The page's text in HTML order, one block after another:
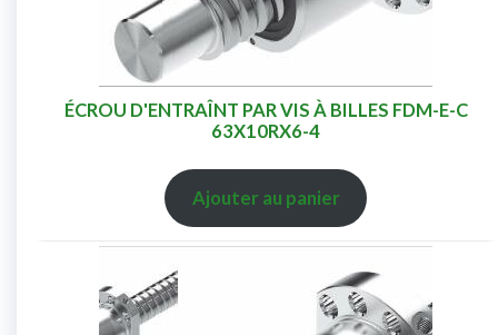
ÉCROU D'ENTRAÎNT PAR VIS À BILLES FDM-E-C
63X10RX6-4
Ajouter au panier